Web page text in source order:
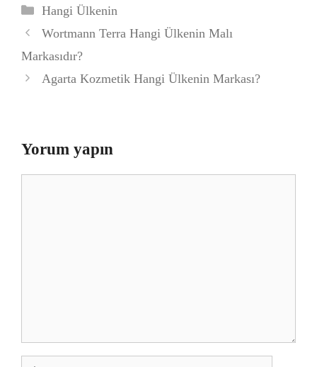
Kategoriler
Hangi Ülkenin
Wortmann Terra Hangi Ülkenin Malı
Markasıdır?
Agarta Kozmetik Hangi Ülkenin Markası?
Yorum yapın
İsim